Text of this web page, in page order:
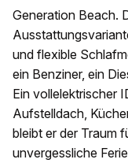
Generation Beach.
und flexible
ein Benziner, ein
Ein vollelektrischer
Aufstelldach,
bleibt er der Traum
unvergessliche